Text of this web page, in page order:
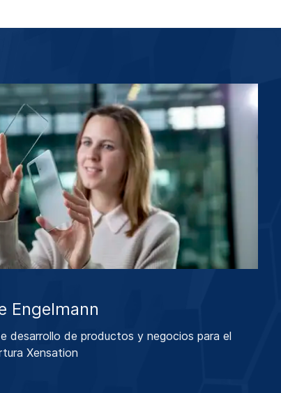
Engelmann
desarrollo de productos y negocios para el
Xensation